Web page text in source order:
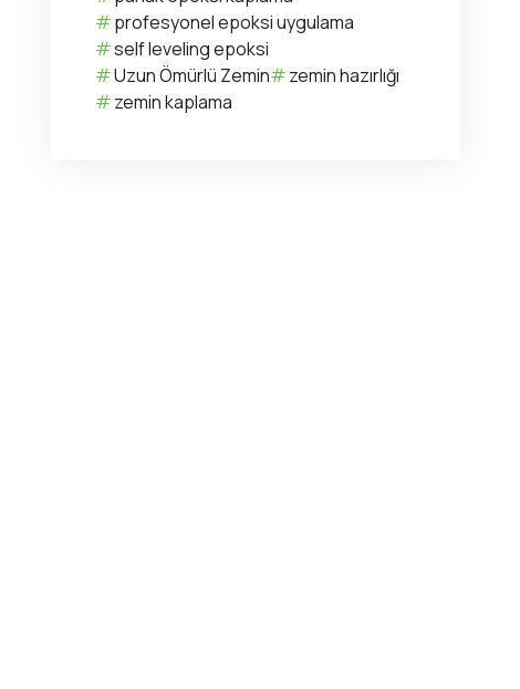
profesyonel epoksi uygulama
self leveling epoksi
Uzun Ömürlü Zemin
zemin hazırlığı
zemin kaplama